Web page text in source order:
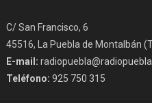
C/ San Francisco, 6
45516, La Puebla de Montalbán
E-mail:
Teléfono: 925 750 315